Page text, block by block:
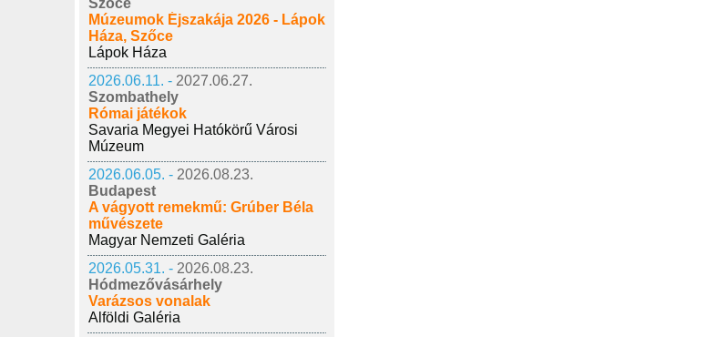
Szőce
Múzeumok Éjszakája 2026 - Lápok
Háza, Szőce
Lápok Háza
2026.06.11. - 2027.06.27.
Szombathely
Római játékok
Savaria Megyei Hatókörű Városi
Múzeum
2026.06.05. - 2026.08.23.
Budapest
A vágyott remekmű: Grúber Béla
művészete
Magyar Nemzeti Galéria
2026.05.31. - 2026.08.23.
Hódmezővásárhely
Varázsos vonalak
Alföldi Galéria